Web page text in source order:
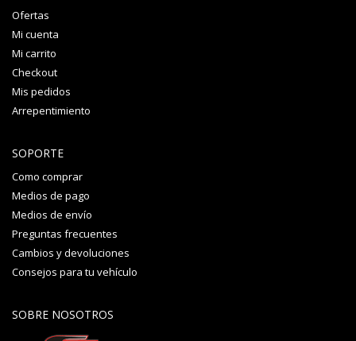
Ofertas
Mi cuenta
Mi carrito
Checkout
Mis pedidos
Arrepentimiento
SOPORTE
Como comprar
Medios de pago
Medios de envío
Preguntas frecuentes
Cambios y devoluciones
Consejos para tu vehículo
SOBRE NOSOTROS